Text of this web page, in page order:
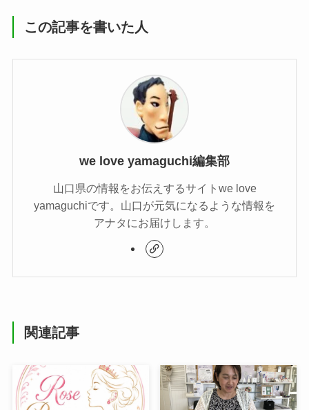
この記事を書いた人
we love yamaguchi編集部
山口県の情報をお伝えするサイトwe love
yamaguchiです。山口が元気になるような情報を
アナタにお届けします。
関連記事